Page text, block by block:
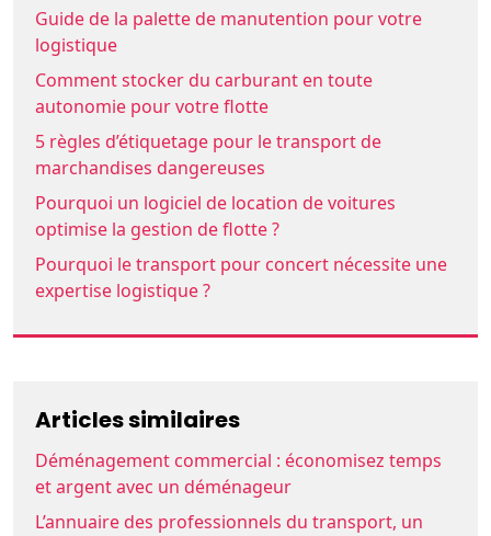
Guide de la palette de manutention pour votre
logistique
Comment stocker du carburant en toute
autonomie pour votre flotte
5 règles d’étiquetage pour le transport de
marchandises dangereuses
Pourquoi un logiciel de location de voitures
optimise la gestion de flotte ?
Pourquoi le transport pour concert nécessite une
expertise logistique ?
Articles similaires
Déménagement commercial : économisez temps
et argent avec un déménageur
L’annuaire des professionnels du transport, un